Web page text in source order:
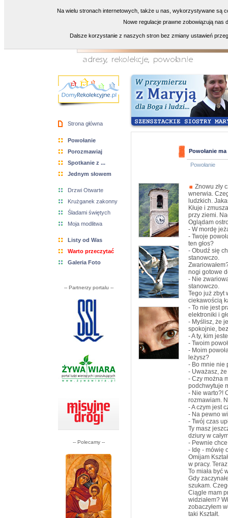
Strona główna
Powołanie
Porozmawiaj
Spotkanie z ...
Jednym słowem
Drzwi Otwarte
Krużganek zakonny
Śladami świętych
Moja modlitwa
Listy od Was
Warto przeczytać
Galeria Foto
-- Partnerzy portalu --
-- Polecamy --
Powołanie ma
Powołanie
Znowu zły
wnerwia.
ludzkich.
Kłuje i
przy ziemi.
Oglądam
- W mordę
- Twoje
ten głos?
- Obudź się
stanowczo.
nogi gotowe
- Nie
stanowczo.
Tego już zbyt
ciekawością
- To nie jest
elektroniki i
- Myślisz, że
spokojnie,
- A ty, kim
- Twoim
- Moim
leżysz?
- Bo mnie nie
- Uważasz,
- Czy można
podchwytuje
- Nie warto?!
rozmawiam.
- A czym jest
- Na pewno
- Twój czas
Ty masz
dziury w
- Pewnie
- Idę - mówię
Omijam
w pracy.
To miała być
Gdy
szukam.
Ciągle mam
widziałem?
zobaczyłem
taki Kształt.
Na wielu stronach internetowych, także u nas, wykorzystywane są
Nowe regulacje prawne zobowiązują nas
Dalsze korzystanie z naszych stron bez zmiany ustawień